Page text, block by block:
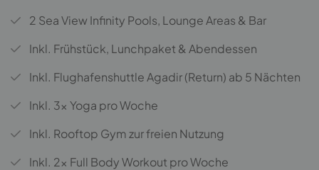
2 Sea View Infinity Pools, Lounge Areas & Bar
Inkl. Frühstück, Lunchpaket & Abendessen
Inkl. Flughafenshuttle Agadir (Return) ab 5 Nächten
Inkl. 3x Yoga pro Woche
Inkl. Rooftop Gym zur freien Nutzung
Inkl. 2x Full Body Workout pro Woche